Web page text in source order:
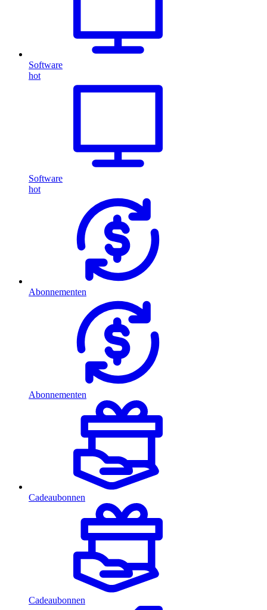
Software
hot
Software
hot
Abonnementen
Abonnementen
Cadeaubonnen
Cadeaubonnen